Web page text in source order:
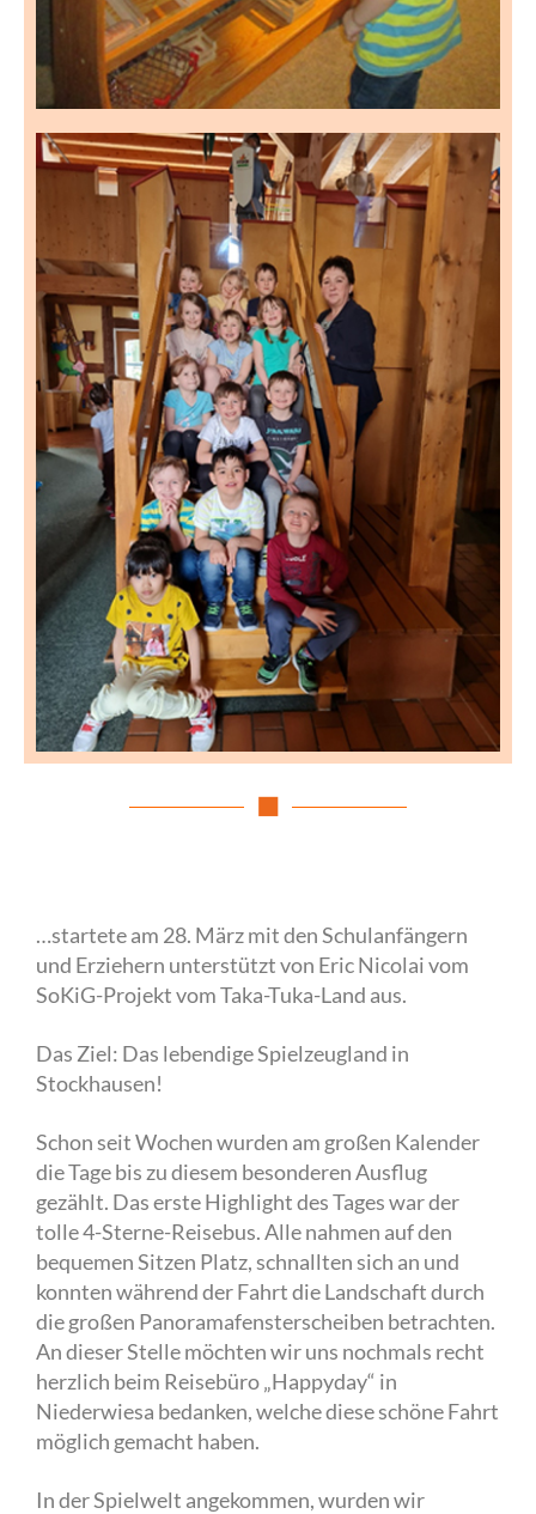
…startete am 28. März mit den Schulanfängern
und Erziehern unterstützt von Eric Nicolai vom
SoKiG-Projekt vom Taka-Tuka-Land aus.
Das Ziel: Das lebendige Spielzeugland in
Stockhausen!
Schon seit Wochen wurden am großen Kalender
die Tage bis zu diesem besonderen Ausflug
gezählt. Das erste Highlight des Tages war der
tolle 4-Sterne-Reisebus. Alle nahmen auf den
bequemen Sitzen Platz, schnallten sich an und
konnten während der Fahrt die Landschaft durch
die großen Panoramafensterscheiben betrachten.
An dieser Stelle möchten wir uns nochmals recht
herzlich beim Reisebüro „Happyday“ in
Niederwiesa bedanken, welche diese schöne Fahrt
möglich gemacht haben.
In der Spielwelt angekommen, wurden wir